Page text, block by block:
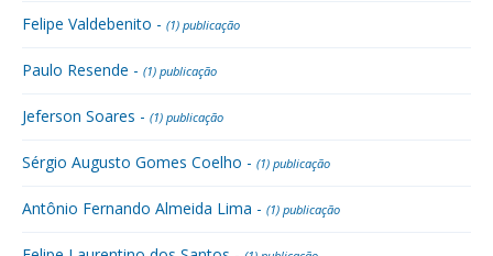
Felipe Valdebenito - (1) publicação
Paulo Resende - (1) publicação
Jeferson Soares - (1) publicação
Sérgio Augusto Gomes Coelho - (1) publicação
Antônio Fernando Almeida Lima - (1) publicação